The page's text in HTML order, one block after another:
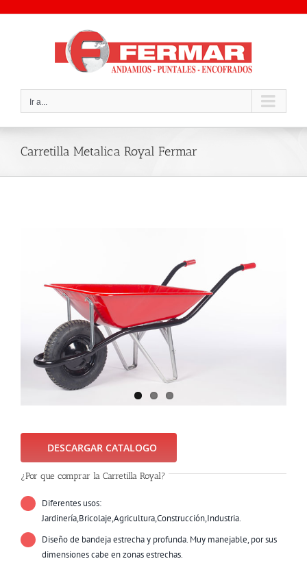
Ir a...
Carretilla Metalica Royal Fermar
DESCARGAR CATALOGO
¿Por que comprar la Carretilla Royal?
Diferentes usos:
Jardinería,Bricolaje,Agricultura,Construcción,Industria.
Diseño de bandeja estrecha y profunda. Muy manejable, por sus
dimensiones cabe en zonas estrechas.